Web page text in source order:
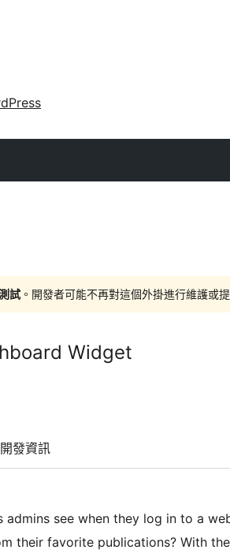
試 。開發者可能不再對這個外掛進行維護或
Widget
開發資訊
see when they log in to a
their favorite publications? With